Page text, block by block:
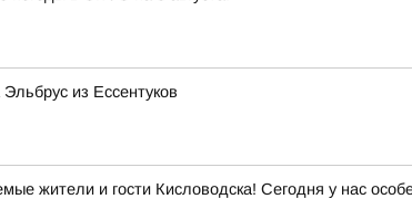
из Ессентуков
жители и гости Кисловодска! Сегодня у нас